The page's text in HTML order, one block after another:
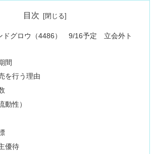
目次
ドグロウ（4486） 9/16予定 立会外ト
間
を行う理由
動性）
優待